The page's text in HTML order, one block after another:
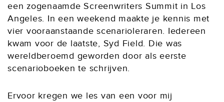
een zogenaamde Screenwriters Summit in Los
Angeles. In een weekend maakte je kennis met
vier vooraanstaande scenarioleraren. Iedereen
kwam voor de laatste, Syd Field. Die was
wereldberoemd geworden door als eerste
scenarioboeken te schrijven.
Ervoor kregen we les van een voor mij